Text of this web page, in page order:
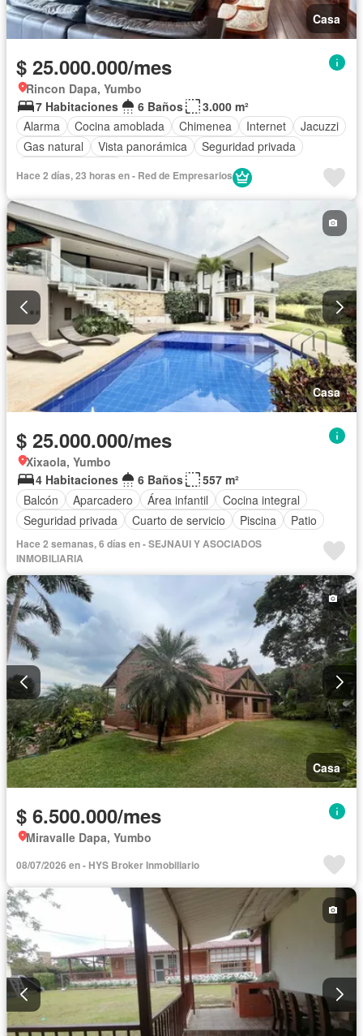
Casa
$ 25.000.000/mes
Rincon Dapa, Yumbo
7 Habitaciones
6 Baños
3.000 m²
Alarma
Cocina amoblada Chimenea Internet
Jacuzzi
Gas natural
Vista panorámica
Seguridad privada
Hace 2 días, 23 horas en - Red de Empresarios
Casa
$ 25.000.000/mes
Xixaola, Yumbo
4 Habitaciones
6 Baños
557 m²
Balcón
Aparcadero Área infantil
Cocina integral
Seguridad privada
Cuarto de servicio Piscina Patio
Hace 2 semanas, 6 días en - SEJNAUI Y ASOCIADOS
INMOBILIARIA
Casa
$ 6.500.000/mes
Miravalle Dapa, Yumbo
08/07/2026 en - HYS Broker Inmobiliario